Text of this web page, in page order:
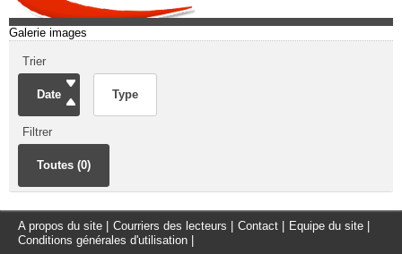
Galerie images
Trier
Date Type
Filtrer
Toutes (0)
A propos du site Courriers des lecteurs Contact Equipe du site
Conditions générales d'utilisation